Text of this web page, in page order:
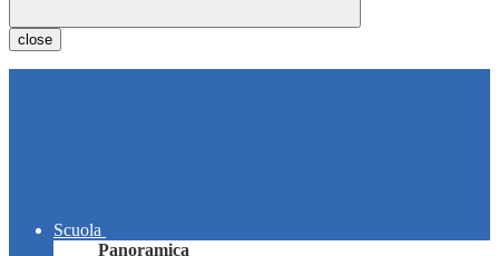
close
Scuola
Panoramica